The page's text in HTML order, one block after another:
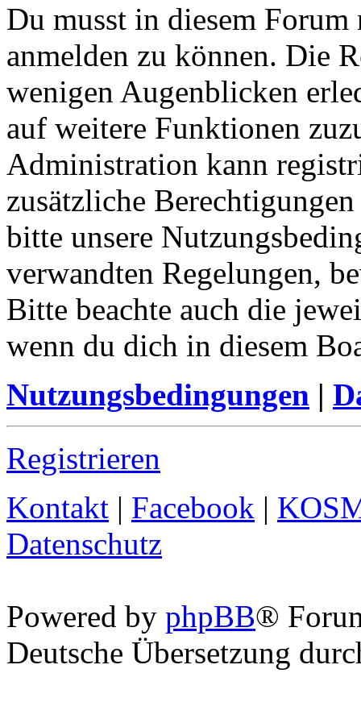
Du musst in diesem
anmelden zu können. Die
wenigen Augenblicken
auf weitere Funktionen
Administration kann
zusätzliche
bitte unsere
verwandten Regelungen,
Bitte beachte auch die
wenn du dich in diesem
Nutzungsbedingungen |
Registrieren
Kontakt | Facebook |
Datenschutz
Powered by phpBB®
Deutsche Übersetzung